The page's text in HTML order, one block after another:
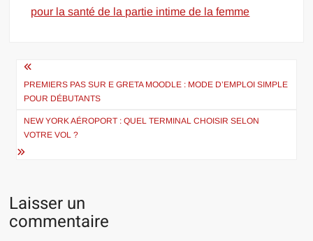
pour la santé de la partie intime de la femme
Navigation
de
l’article
PREMIERS PAS SUR E GRETA MOODLE : MODE D’EMPLOI SIMPLE
POUR DÉBUTANTS
NEW YORK AÉROPORT : QUEL TERMINAL CHOISIR SELON
VOTRE VOL ?
Laisser un
commentaire